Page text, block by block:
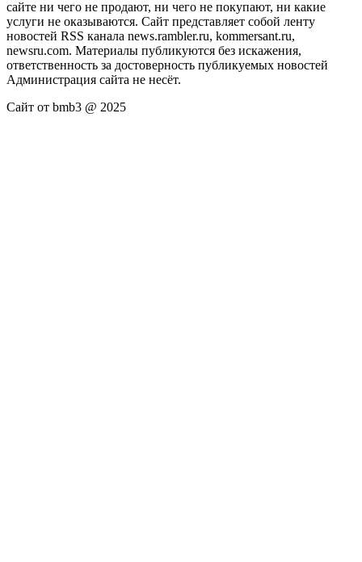
сайте ни чего не продают, ни чего не покупают, ни какие
услуги не оказываются. Сайт представляет собой ленту
новостей RSS канала news.rambler.ru, kommersant.ru,
newsru.com. Материалы публикуются без искажения,
ответственность за достоверность публикуемых новостей
Администрация сайта не несёт.
Сайт от bmb3 @ 2025